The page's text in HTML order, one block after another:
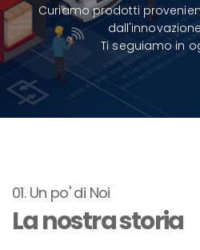
Curiamo prodotti
Ti seguiamo in
01. Un po' di Noi
La nostra storia